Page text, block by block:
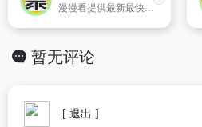
漫漫看提供最新最快的影视明星信息,想看一手的影视剧资料、明星资料和行程,就来关注漫漫看影视明星
暂无评论
[ 退出 ]